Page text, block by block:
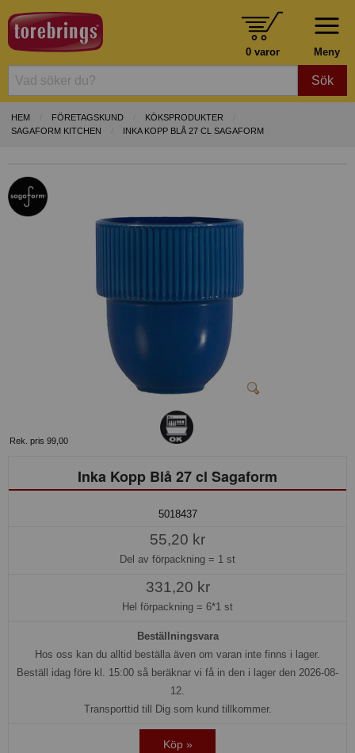
Meny
0 varor
Sök
HEM FÖRETAGSKUND
KÖKSPRODUKTER
SAGAFORM KITCHEN
INKA KOPP BLÅ 27 CL SAGAFORM
Rek. pris 99,00
Inka Kopp Blå 27 cl Sagaform
5018437
55,20 kr
Del av förpackning = 1 st
331,20 kr
Hel förpackning = 6*1 st
Beställningsvara
Hos oss kan du alltid beställa även om varan inte finns i lager.
Beställ idag före kl. 15:00 så beräknar vi få in den i lager den 2026-08-
12.
Transporttid till Dig som kund tillkommer.
Köp »